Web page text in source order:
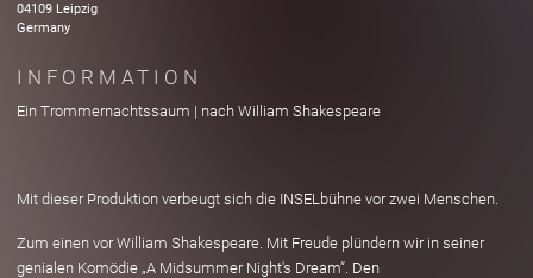
04109 Leipzig
Germany
INFORMATION
Ein Trommernachtssaum | nach William Shakespeare
Mit dieser Produktion verbeugt sich die INSELbühne vor zwei Menschen.
Zum einen vor William Shakespeare. Mit Freude plündern wir in seiner
genialen Komödie „A Midsummer Night's Dream“. Den